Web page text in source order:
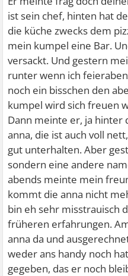
ist sein chef, hinten hat
die küche zwecks dem
mein kumpel eine Bar.
versackt. Und gestern
runter wenn ich
noch ein bisschen den
kumpel wird sich freuen
Dann meinte er, ja
anna, die ist auch voll
gut unterhalten. Aber
sondern eine andere
abends meinte mein
kommt die anna nicht
bin eh sehr misstrauisch
früheren erfahrungen.
anna da und
weder ans handy noch
gegeben, das er noch